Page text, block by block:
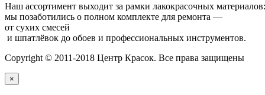
Наш ассортимент выходит за рамки лакокрасочных
мы позаботились о полном комплекте для ремонта —
от сухих смесей
и шпатлёвок до обоев и профессиональных инструментов.
Copyright © 2011-2018 Центр Красок. Все права защищены
×